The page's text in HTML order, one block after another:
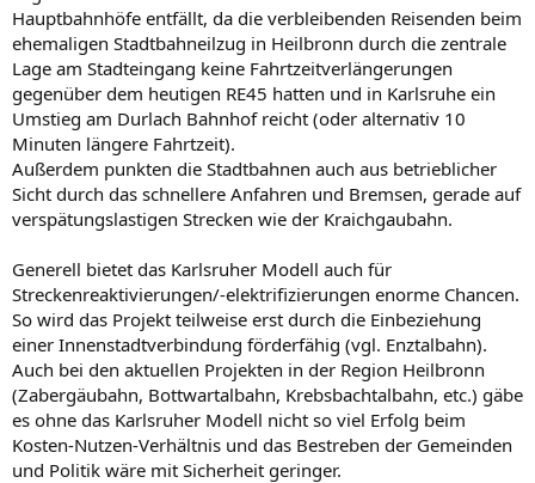
(Schwarzwald) fahren soll und die S7 auf Baden-Baden eingekürzt
werden soll. Dafür gibt es entsprechende Taktausweitungen und
Linienverlängerungen bei den Linien RE 40, RB 41 und RB 44.
Hauptbahnhöfe entfällt, da die verbleibenden Reisenden beim
ehemaligen Stadtbahneilzug in Heilbronn durch die zentrale
Lage am Stadteingang keine Fahrtzeitverlängerungen
gegenüber dem heutigen RE45 hatten und in Karlsruhe ein
Umstieg am Durlach Bahnhof reicht (oder alternativ 10
Minuten längere Fahrtzeit).
Außerdem punkten die Stadtbahnen auch aus betrieblicher
Sicht durch das schnellere Anfahren und Bremsen, gerade auf
verspätungslastigen Strecken wie der Kraichgaubahn.
Generell bietet das Karlsruher Modell auch für
Streckenreaktivierungen/-elektrifizierungen enorme Chancen.
So wird das Projekt teilweise erst durch die Einbeziehung
einer Innenstadtverbindung förderfähig (vgl. Enztalbahn).
Auch bei den aktuellen Projekten in der Region Heilbronn
(Zabergäubahn, Bottwartalbahn, Krebsbachtalbahn, etc.) gäbe
es ohne das Karlsruher Modell nicht so viel Erfolg beim
Kosten-Nutzen-Verhältnis und das Bestreben der Gemeinden
und Politik wäre mit Sicherheit geringer.